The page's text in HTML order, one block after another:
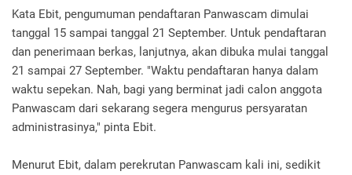
Kata Ebit, pengumuman pendaftaran Panwascam dimulai
tanggal 15 sampai tanggal 21 September. Untuk pendaftaran
dan penerimaan berkas, lanjutnya, akan dibuka mulai tanggal
21 sampai 27 September. "Waktu pendaftaran hanya dalam
waktu sepekan. Nah, bagi yang berminat jadi calon anggota
Panwascam dari sekarang segera mengurus persyaratan
administrasinya," pinta Ebit.
Menurut Ebit, dalam perekrutan Panwascam kali ini, sedikit